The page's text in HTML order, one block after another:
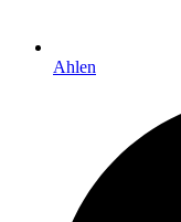
Ahlen